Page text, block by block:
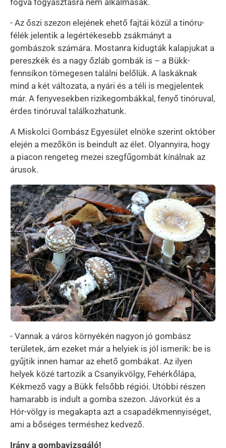
fogva fogyasztásra nem alkalmasak.
- Az őszi szezon elejének ehető fajtái közül a tinóru-
félék jelentik a legértékesebb zsákmányt a
gombászok számára. Mostanra kidugták kalapjukat a
pereszkék és a nagy őzláb gombák is – a Bükk-
fennsíkon tömegesen találni belőlük. A laskáknak
mind a két változata, a nyári és a téli is megjelentek
már. A fenyvesekben rizikegombákkal, fenyő tinóruval,
érdes tinóruval találkozhatunk.
A Miskolci Gombász Egyesület elnöke szerint október
elején a mezőkön is beindult az élet. Olyannyira, hogy
a piacon rengeteg mezei szegfűgombát kínálnak az
árusok.
Kép
- Vannak a város környékén nagyon jó gombász
területek, ám ezeket már a helyiek is jól ismerik: be is
gyűjtik innen hamar az ehető gombákat. Az ilyen
helyek közé tartozik a Csanyikvölgy, Fehérkőlápa,
Kékmező vagy a Bükk felsőbb régiói. Utóbbi részen
hamarabb is indult a gomba szezon. Jávorkút és a
Hór-völgy is megakapta azt a csapadékmennyiséget,
ami a bőséges terméshez kedvező.
Irány a gombavizsgáló!